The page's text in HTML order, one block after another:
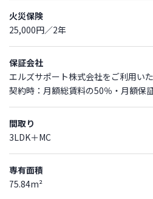
火災保険
25,000円／2年
保証会社
エルズサポート株式会社をご利用いた
契約時：月額総賃料の50％・月額保
間取り
3LDK＋MC
専有面積
75.84m²